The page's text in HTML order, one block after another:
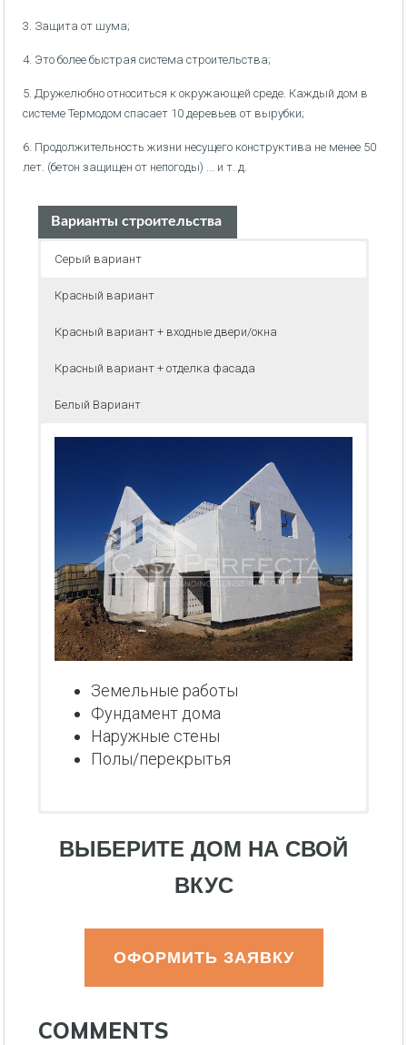
3. Защита от шума;
4. Это более быстрая система строительства;
5. Дружелюбно относиться к окружающей среде. Каждый дом в
системе Термодом спасает 10 деревьев от вырубки;
6. Продолжительность жизни несущего конструктива не менее 50
лет. (бетон защищен от непогоды) ... и т. д.
Варианты строительства
Серый вариант
Красный вариант
Красный вариант + входные двери/окна
Красный вариант + отделка фасада
Белый Вариант
Земельные работы
Фундамент дома
Наружные стены
Полы/перекрытья
ВЫБЕРИТЕ ДОМ НА СВОЙ
ВКУС
ОФОРМИТЬ ЗАЯВКУ
COMMENTS